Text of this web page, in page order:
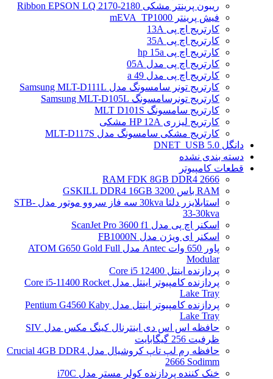
ریبون پرینتر مشکی Ribbon EPSON LQ 2170-2180
فیش پرینتر mEVA_TP1000
کارتریج اچ پی 13A
کارتریج اچ پی 35A
کارتریج اچ پی hp 15a
کارتریج اچ پی مدل 05A
کارتریج اچ پی مدل 49 a
کارتریج تونر سامسونگ مدل Samsung MLT-D111L
کارتریج تونرسامسونگ Samsung MLT-D105L
کارتریج سامسونگ MLT D101S
کارتریج لیزری HP 12A مشکی
کارتریج مشکی سامسونگ مدل MLT-D117S
دانگل DNET_USB 5.0
دسته بندی نشده
قطعات کامپیوتر
RAM FDK 8GB DDR4 2666
RAM باس 3200 GSKILL DDR4 16GB
استابلایزر دلتا 30kva سه فاز سروو موتور مدل STB-
33-30kva
اسکنر اچ پی مدل ScanJet Pro 3600 f1
اسکنر ای ویژن مدل FB1000N
پاور 650 وات Antec مدل ATOM G650 Gold Full
Modular
پردازنده اینتل Core i5 12400
پردازنده کامپیوتر اینتل مدل Core i5-11400 Rocket
Lake Tray
پردازنده کامپیوتر اینتل مدل Pentium G4560 Kaby
Lake Tray
حافظه اس اس دی اینترنال کینگ مکس مدل SIV
ظرفیت 256 گیگابایت
حافظه رم لپ تاپ کروشیال مدل Crucial 4GB DDR4
2666 Sodimm
خنک کننده پردازنده کولر مستر مدل i70C